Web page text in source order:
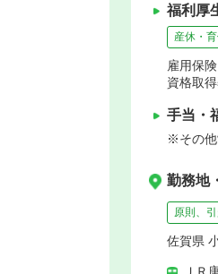
福利厚
産休・
雇用保
資格取
手当・
※その他
勤務地
原則、
佐賀県
ＪＲ